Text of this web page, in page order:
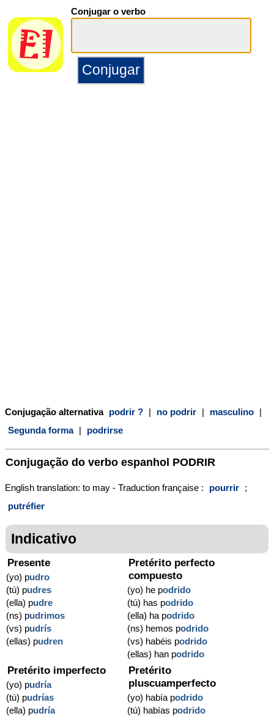
Conjugar o verbo
Conjugação alternativa podrir ? | no podrir | masculino |
Segunda forma | podrirse
Conjugação do verbo espanhol PODRIR
English translation: to may - Traduction française : pourrir ;
putréfier
Indicativo
Presente
(yo) pudro
(tú) pudres
(ella) pudre
(ns) pudrimos
(vs) pudrís
(ellas) pudren
Pretérito perfecto
compuesto
(yo) he podrido
(tú) has podrido
(ella) ha podrido
(ns) hemos podrido
(vs) habéis podrido
(ellas) han podrido
Pretérito imperfecto
(yo) pudría
(tú) pudrías
(ella) pudría
Pretérito
pluscuamperfecto
(yo) había podrido
(tú) habías podrido